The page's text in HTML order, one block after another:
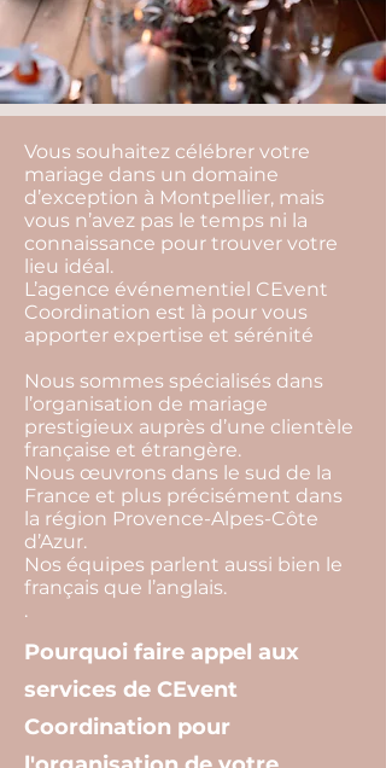
Vous souhaitez célébrer votre
mariage dans un domaine
d’exception à Montpellier, mais
vous n’avez pas le temps ni la
connaissance pour trouver votre
lieu idéal.
L’agence événementiel CEvent
Coordination est là pour vous
apporter expertise et sérénité
Nous sommes spécialisés dans
l’organisation de mariage
prestigieux auprès d’une clientèle
française et étrangère.
Nous œuvrons dans le sud de la
France et plus précisément dans
la région Provence-Alpes-Côte
d’Azur.
Nos équipes parlent aussi bien le
français que l’anglais.
.
Pourquoi faire appel aux
services de CEvent
Coordination pour